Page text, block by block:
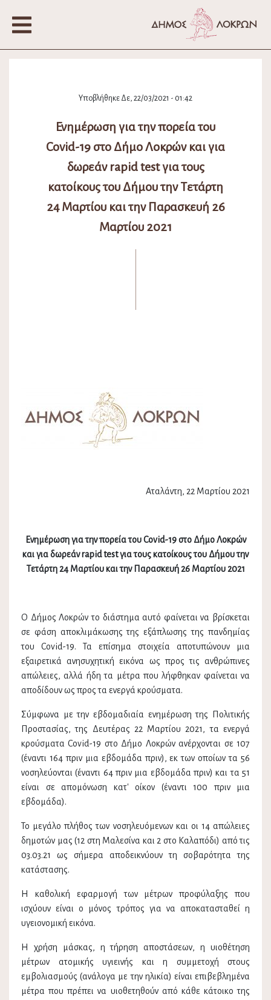
Υποβλήθηκε Δε, 22/03/2021 - 01:42
Ενημέρωση για την πορεία του
Covid-19 στο Δήμο Λοκρών και για
δωρεάν rapid test για τους
κατοίκους του Δήμου την Τετάρτη
24 Μαρτίου και την Παρασκευή 26
Μαρτίου 2021
Αταλάντη, 22 Μαρτίου 2021
Ενημέρωση για την πορεία τουCovid-19 στο Δήμο Λοκρών
και για δωρεάν rapid test για τους κατοίκους του Δήμου την
Τετάρτη 24 Μαρτίου και την Παρασκευή 26 Μαρτίου 2021
Ο Δήμος Λοκρών το διάστημα αυτό φαίνεται να βρίσκεται
σε φάση αποκλιμάκωσης της εξάπλωσης της πανδημίας
του Covid-19. Τα επίσημα στοιχεία αποτυπώνουν μια
εξαιρετικά ανησυχητική εικόνα ως προς τις ανθρώπινες
απώλειες, αλλά ήδη τα μέτρα που λήφθηκαν φαίνεται να
αποδίδουν ως προς τα ενεργά κρούσματα.
Σύμφωνα με την εβδομαδιαία ενημέρωση της Πολιτικής
Προστασίας, της Δευτέρας 22 Μαρτίου 2021, τα ενεργά
κρούσματα Covid-19 στο Δήμο Λοκρών ανέρχονται σε 107
(έναντι 164 πριν μια εβδομάδα πριν), εκ των οποίων τα 56
νοσηλεύονται (έναντι 64 πριν μια εβδομάδα πριν) και τα 51
είναι σε απομόνωση κατ' οίκον (έναντι 100 πριν μια
εβδομάδα).
Το μεγάλο πλήθος των νοσηλευόμενων και οι 14 απώλειες
δημοτών μας (12 στη Μαλεσίνα και 2 στο Καλαπόδι) από τις
03.03.21 ως σήμερα αποδεικνύουν τη σοβαρότητα της
κατάστασης.
Η καθολική εφαρμογή των μέτρων προφύλαξης που
ισχύουν είναι ο μόνος τρόπος για να αποκατασταθεί η
υγειονομική εικόνα.
Η χρήση μάσκας, η τήρηση αποστάσεων, η υιοθέτηση
μέτρων ατομικής υγιεινής και η συμμετοχή στους
εμβολιασμούς (ανάλογα με την ηλικία) είναι επιβεβλημένα
μέτρα που πρέπει να υιοθετηθούν από κάθε κάτοικο της